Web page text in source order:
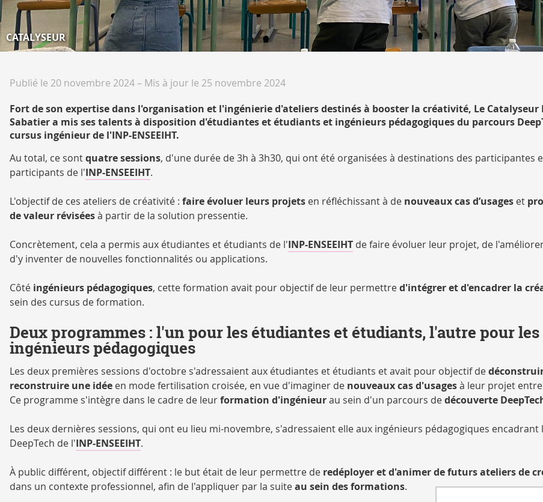
CATALYSEUR
Publié le 20 novembre 2024– Mis à jour le 25 novembre 2024
Fort de son expertise dans l'organisation et l'ingénierie d'ateliers destinés à booster la créativité, Le Catalyseur
Sabatier a mis ses talents à disposition d'étudiantes et étudiants et ingénieurs pédagogiques du parcours
cursus ingénieur de l'INP-ENSEEIHT.
Au total, ce sontquatre sessions, d'une durée de 3h à 3h30, qui ont été organisées à destinations des participantes
participants de l'INP-ENSEEIHT.
L'objectif de ces ateliers de créativité : faire évoluer leurs projets en réfléchissant à de nouveaux cas d’usages et
de valeur réviséesà partir de la solution pressentie.
Concrètement, cela a permis aux étudiantes et étudiants de l'INP-ENSEEIHT de faire évoluer leur projet, de
d'y inventer de nouvelles fonctionnalités ou applications.
Côté ingénieurs pédagogiques, cette formation avait pour objectif de leur permettred'intégrer et d'encadrer la
sein des cursus de formation.
Deux programmes : l'un pour les étudiantes et étudiants, l'autre pour les
ingénieurs pédagogiques
Les deux premières sessions d'octobre s'adressaient aux étudiantes et étudiants et avait pour objectif de
reconstruire une idée en mode fertilisation croisée, en vue d'imaginer de nouveaux cas d'usagesà leur projet
Ce programme s'intègre dans le cadre de leurformation d'ingénieurau sein d'un parcours dedécouverte
Les deux dernières sessions, qui ont eu lieu mi-novembre, s'adressaient elle aux ingénieurs pédagogiques encadrant
DeepTech de l'INP-ENSEEIHT.
À public différent, objectif différent : le but était de leur permettre de redéployer et d'animer de futurs ateliers de
dans un contexte professionnel, afin de l'appliquer par la suiteau sein des formations.